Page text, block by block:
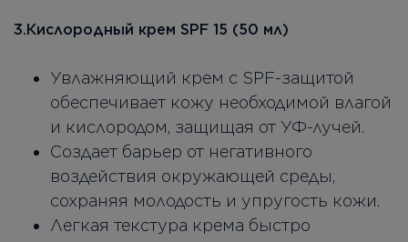
3.Кислородный крем SPF 15 (50 мл)
Увлажняющий крем с SPF-защитой
обеспечивает кожу необходимой влагой
и кислородом, защищая от УФ-лучей.
Создает барьер от негативного
воздействия окружающей среды,
сохраняя молодость и упругость кожи.
Легкая текстура крема быстро